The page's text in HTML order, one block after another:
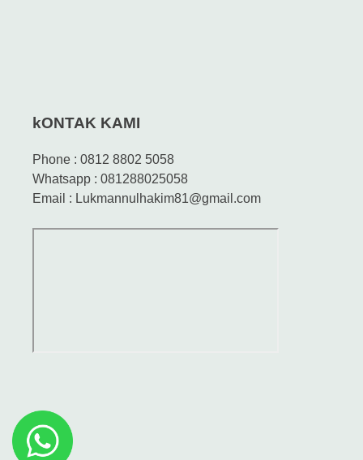
kONTAK KAMI
Phone : 0812 8802 5058
Whatsapp : 081288025058
Email : Lukmannulhakim81@gmail.com